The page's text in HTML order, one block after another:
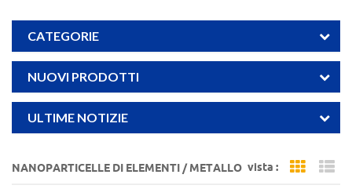
CATEGORIE
NUOVI PRODOTTI
ULTIME NOTIZIE
NANOPARTICELLE DI ELEMENTI / METALLO vista : Grid